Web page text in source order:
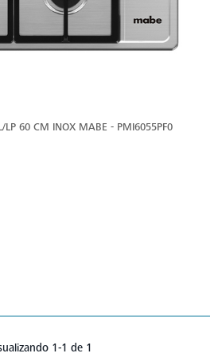
LP 60 CM INOX MABE - PMI6055PF0
1-1 de 1